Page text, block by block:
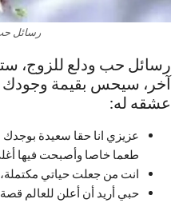
رسائل
رسائل حب ودلع للزوج،
آخر، سيحس بقيمة وجودك
عشقه له:
عزيزي انا حقا سعيدة
طعما خاصا وأصبحت فيها
انت من جعلت حياتي
حبي أريد أن أعلن للعالم